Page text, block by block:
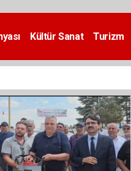
Kültür Sanat
Turizm